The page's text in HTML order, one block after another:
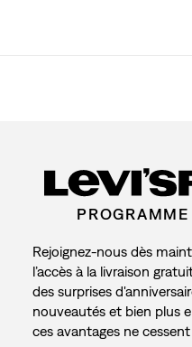
Rejoignez-nous dès
l’accès à la livraison
des surprises
nouveautés et bien plus
ces avantages ne